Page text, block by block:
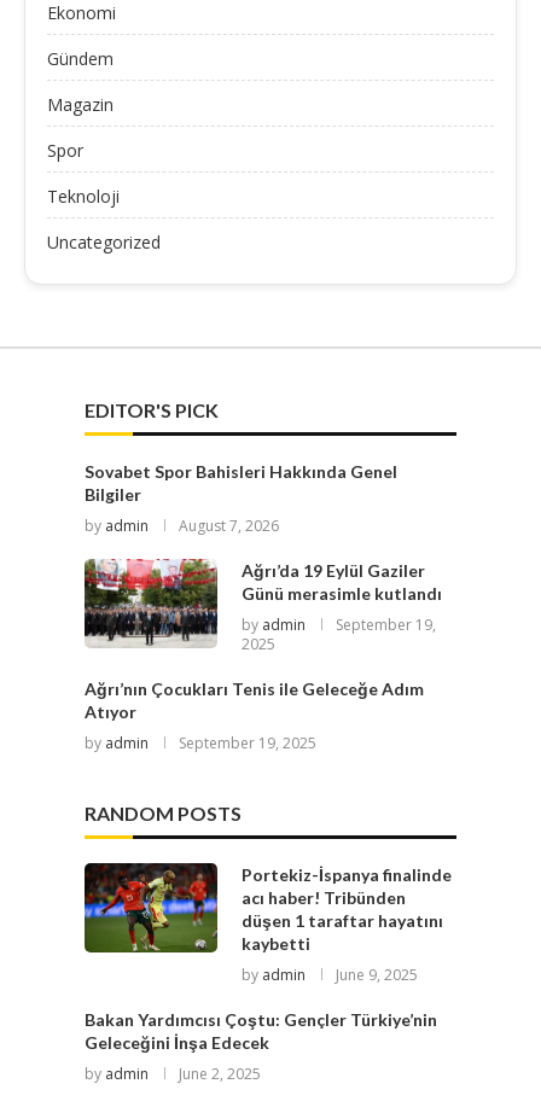
Ekonomi
Gündem
Magazin
Spor
Teknoloji
Uncategorized
EDITOR'S PICK
Sovabet Spor Bahisleri Hakkında Genel
Bilgiler
by admin August 7, 2026
Ağrı’da 19 Eylül Gaziler
Günü merasimle kutlandı
by admin
September 19,
2025
Ağrı’nın Çocukları Tenis ile Geleceğe Adım
Atıyor
by admin September 19, 2025
RANDOM POSTS
Portekiz-İspanya finalinde
acı haber! Tribünden
düşen 1 taraftar hayatını
kaybetti
by admin June 9, 2025
Bakan Yardımcısı Çoştu: Gençler Türkiye’nin
Geleceğini İnşa Edecek
by admin June 2, 2025